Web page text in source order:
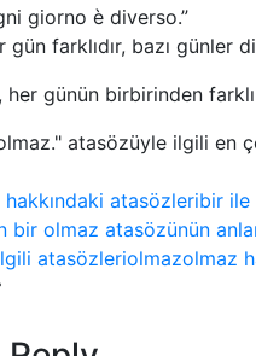
giorno è diverso.”
gün farklıdır, bazı
her günün birbirinden
atasözüyle ilgili en
hakkındaki atasözleribir ile
bir olmaz atasözünün
atasözleriolmazolmaz